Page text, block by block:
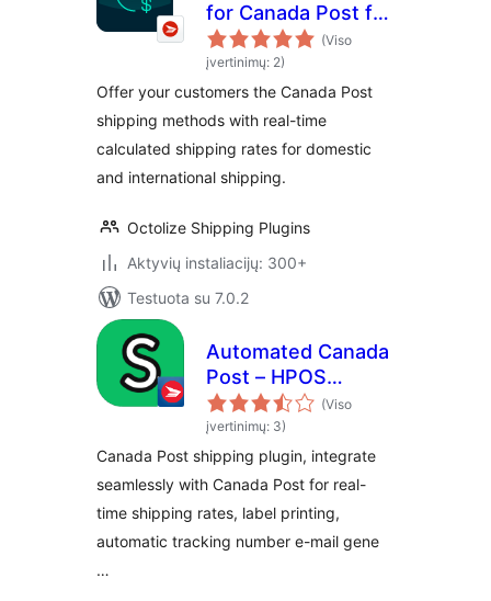
for Canada Post for
WooCommerce
(Viso
įvertinimų: 2)
Offer your customers the Canada Post
shipping methods with real-time
calculated shipping rates for domestic
and international shipping.
Octolize Shipping Plugins
Aktyvių instaliacijų: 300+
Testuota su 7.0.2
Automated Canada
Post – HPOS
Supported
(Viso
įvertinimų: 3)
Canada Post shipping plugin, integrate
seamlessly with Canada Post for real-
time shipping rates, label printing,
automatic tracking number e-mail gene
…